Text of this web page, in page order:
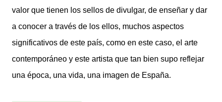
valor que tienen los sellos de divulgar, de enseñar y dar
a conocer a través de los ellos, muchos aspectos
significativos de este país, como en este caso, el arte
contemporáneo y este artista que tan bien supo reflejar
una época, una vida, una imagen de España.